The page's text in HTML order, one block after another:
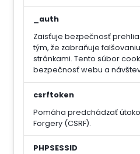
_auth
Zaisťuje bezpečnosť
tým, že zabraňuje
stránkami. Tento súbor
bezpečnosť webu a
csrftoken
Pomáha predchádzať
Forgery (CSRF).
PHPSESSID